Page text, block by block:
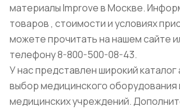
материалы Improve в Москве.
товаров , стоимости и условиях
можете прочитать на нашем сайте
телефону 8-800-500-08-43.
У нас представлен широкий
выбор медицинского оборудования
медицинских учреждений.